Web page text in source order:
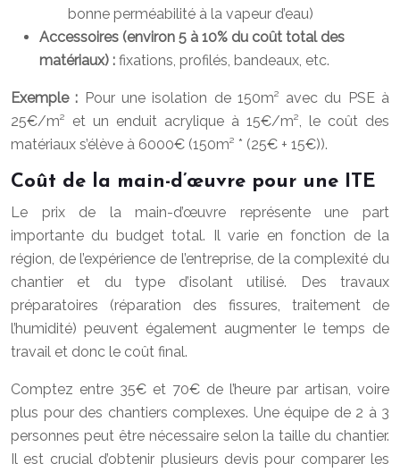
bonne perméabilité à la vapeur d’eau)
Accessoires (environ 5 à 10% du coût total des
matériaux) : fixations, profilés, bandeaux, etc.
Exemple : Pour une isolation de 150m² avec du PSE à
25€/m² et un enduit acrylique à 15€/m², le coût des
matériaux s’élève à 6000€ (150m² * (25€ + 15€)).
Coût de la main-d’œuvre pour une ITE
Le prix de la main-d’œuvre représente une part
importante du budget total. Il varie en fonction de la
région, de l’expérience de l’entreprise, de la complexité du
chantier et du type d’isolant utilisé. Des travaux
préparatoires (réparation des fissures, traitement de
l’humidité) peuvent également augmenter le temps de
travail et donc le coût final.
Comptez entre 35€ et 70€ de l’heure par artisan, voire
plus pour des chantiers complexes. Une équipe de 2 à 3
personnes peut être nécessaire selon la taille du chantier.
Il est crucial d’obtenir plusieurs devis pour comparer les